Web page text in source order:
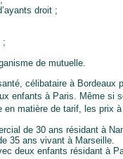
droit ;
;
de mutuelle.
célibataire à Bordeaux
enfants à Paris. Même si
en matière de tarif, les prix
de 30 ans résidant à
35 ans vivant à Marseille.
deux enfants résidant à